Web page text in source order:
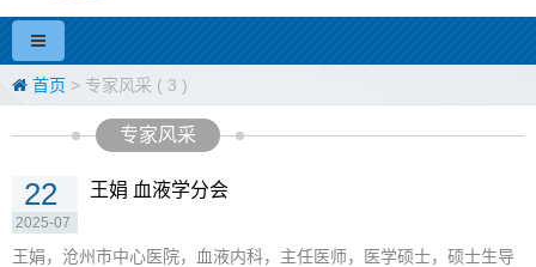
首页 > 专家风采 ( 3 )
专家风采
22
2025-07
王娟 血液学分会
王娟，沧州市中心医院，血液内科，主任医师，医学硕士，硕士生导